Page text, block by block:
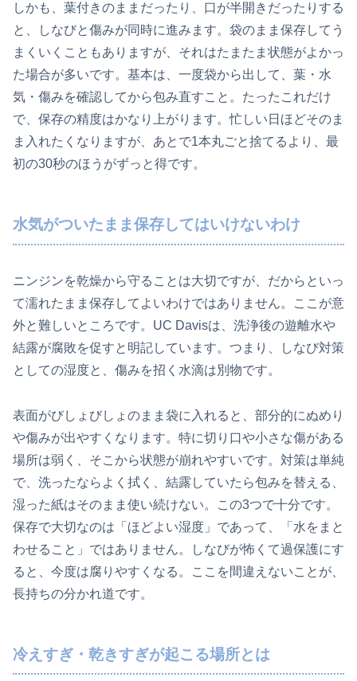
しかも、葉付きのままだったり、口が半開きだったりする
と、しなびと傷みが同時に進みます。袋のまま保存してう
まくいくこともありますが、それはたまたま状態がよかっ
た場合が多いです。基本は、一度袋から出して、葉・水
気・傷みを確認してから包み直すこと。たったこれだけ
で、保存の精度はかなり上がります。忙しい日ほどそのま
ま入れたくなりますが、あとで1本丸ごと捨てるより、最
初の30秒のほうがずっと得です。
水気がついたまま保存してはいけないわけ
ニンジンを乾燥から守ることは大切ですが、だからといっ
て濡れたまま保存してよいわけではありません。ここが意
外と難しいところです。UC Davisは、洗浄後の遊離水や
結露が腐敗を促すと明記しています。つまり、しなび対策
としての湿度と、傷みを招く水滴は別物です。
表面がびしょびしょのまま袋に入れると、部分的にぬめり
や傷みが出やすくなります。特に切り口や小さな傷がある
場所は弱く、そこから状態が崩れやすいです。対策は単純
で、洗ったならよく拭く、結露していたら包みを替える、
湿った紙はそのまま使い続けない。この3つで十分です。
保存で大切なのは「ほどよい湿度」であって、「水をまと
わせること」ではありません。しなびが怖くて過保護にす
ると、今度は腐りやすくなる。ここを間違えないことが、
長持ちの分かれ道です。
冷えすぎ・乾きすぎが起こる場所とは